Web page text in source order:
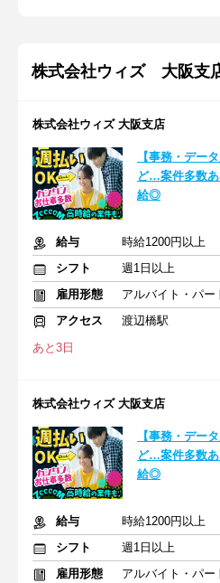
株式会社ウィズ 大阪支
株式会社ウィズ 大阪支店
【事務・デー
ど…案件多数
給◎
給与
時給1200円以上
シフト
週1日以上
雇用形態
アルバイト・パー
アクセス
渡辺橋駅
あと3日
株式会社ウィズ 大阪支店
【事務・デー
ど…案件多数
給◎
給与
時給1200円以上
シフト
週1日以上
雇用形態
アルバイト・パー